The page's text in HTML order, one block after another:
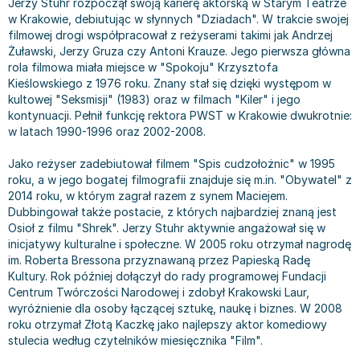
Bajki wiersze
Do kolorowania i naklejania
Kontrastowe obrazki
Kreatywne / Aktywizujące
Poznawanie świata
Podręczniki szkolne
Edukacja przedszkolna
Liceum, Technikum
Szkoła podstawowa
Szkoły wyższe
Szkoła zawodowa
Książki: finanse, księgowość, bankowość
Książki o gospodarce
Inne
Książki o marketingu
Książki o zarządzaniu
Historia - książki
Archeologia - książki
Historia Polski - książki
Historia świata - książki
II Wojna Światowa - książki
Książki militarne
Książki: Prawo
Inne
Książki: Prawo administracyjne
Książki: Prawo cywilne
Książki: Prawo finansowe
Książki: Prawo karne
Książki: pamiętniki, dzienniki i listy
Wywiady, wspomnienia - książki
Komiksy
Komiksy dla dorosłych
Komiksy dla dzieci
Komiksy dla młodzieży
Komiksy obcojęzyczne
Fantastyka, horror - książki
Książki fantasy
Książki horrory
Science Fiction - książki
Książki kryminały
Książki z poezją, aforyzmami i dramaty
Książki dramaty
Książki humorystyczne i aforyzmy
Tomiki poezji
Książki o sztuce
Liceum i technikum
Podręczniki do 1 klasy liceum i technikum
Podręczniki do 2 klasy liceum i technikum
Podręczniki do 3 klasy liceum i technikum
Podręczniki do klasy 4 liceum i technikum
Podręczniki do szkoły zawodowej
Podręczniki do 1 klasy szkoły zawodowej
Podręczniki do 2 klasy szkoły zawodowej
Podręczniki do 3 klasy szkoły zawodowej
Książki dla dzieci
Książki dla dzieci do 2 lat
Książki: bajki dla dzieci do 2 lat
Do kąpieli i zabawy
Kolorowanki i książki do naklejania do 2 lat
Książki grające, z puzzlami i magnesami do 2 lat
Obrazki kontrastowe dla niemowląt
Poznawanie świata dla dzieci do 2 lat - książki
Książki o sportowcach
Książki: Turystyka i podróże
Albumy krajoznawcze
Albumy krajoznawcze - Polska
Albumy krajoznawcze - Świat
Atlasy
Atlasy - Polska
Atlasy - świat
Globusy
Mapy
Mapy - Polska
Mapy - Świat
Przewodniki turystyczne
Przewodniki turystyczne - Polska
Przewodniki turystyczne - Świat
Książki: Zdrowie, rodzina, związki
Książki: Rodzina, związki
Julian Tuwim
Bracia Grimm
Stephen King
Tanya Valko
Lauren Kate
Jan Brzechwa
E. L. James
Virginia C. Andrews
Waldemar Łysiak
Monika Szwaja
Camilla Läckberg
Jan Kochanowski
Henning Mankell
Beata Pawlikowska
L.J. Smith
Diana Palmer
Bear Grylls
Jerzy Stuhr rozpoczął swoją karierę aktorską w Starym Teatrze
w Krakowie, debiutując w słynnych "Dziadach". W trakcie swojej
filmowej drogi współpracował z reżyserami takimi jak Andrzej
Żuławski, Jerzy Gruza czy Antoni Krauze. Jego pierwsza główna
rola filmowa miała miejsce w "Spokoju" Krzysztofa
Kieślowskiego z 1976 roku. Znany stał się dzięki występom w
kultowej "Seksmisji" (1983) oraz w filmach "Kiler" i jego
kontynuacji. Pełnił funkcję rektora PWST w Krakowie dwukrotnie:
w latach 1990-1996 oraz 2002-2008.
Jako reżyser zadebiutował filmem "Spis cudzołożnic" w 1995
roku, a w jego bogatej filmografii znajduje się m.in. "Obywatel" z
2014 roku, w którym zagrał razem z synem Maciejem.
Dubbingował także postacie, z których najbardziej znaną jest
Osioł z filmu "Shrek". Jerzy Stuhr aktywnie angażował się w
inicjatywy kulturalne i społeczne. W 2005 roku otrzymał nagrodę
im. Roberta Bressona przyznawaną przez Papieską Radę
Kultury. Rok później dołączył do rady programowej Fundacji
Centrum Twórczości Narodowej i zdobył Krakowski Laur,
wyróżnienie dla osoby łączącej sztukę, naukę i biznes. W 2008
roku otrzymał Złotą Kaczkę jako najlepszy aktor komediowy
stulecia według czytelników miesięcznika "Film".